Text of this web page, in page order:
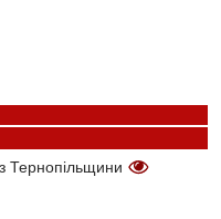
Тернопільщини